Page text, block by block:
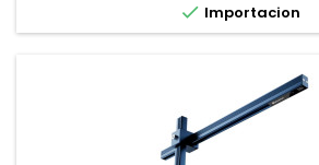
 Importacion